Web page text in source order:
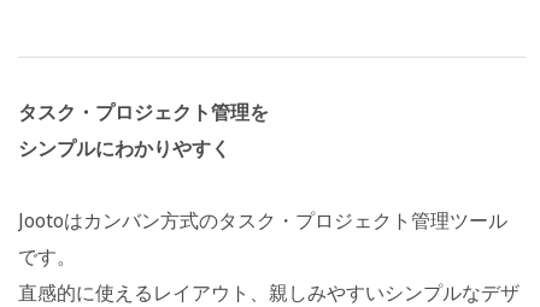
タスク・プロジェクト管理を
シンプルにわかりやすく
Jootoはカンバン方式のタスク・プロジェクト管理ツール
です。
直感的に使えるレイアウト、親しみやすいシンプルなデザ